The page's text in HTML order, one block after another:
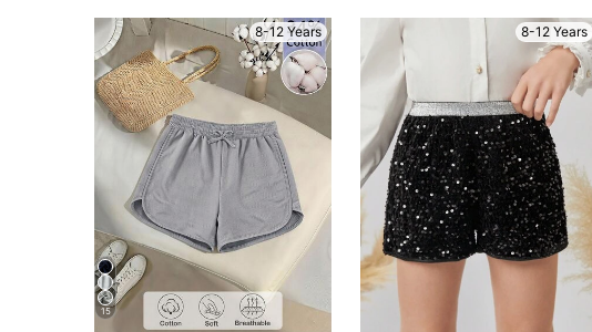
8-12 Years
15
8-12 Years